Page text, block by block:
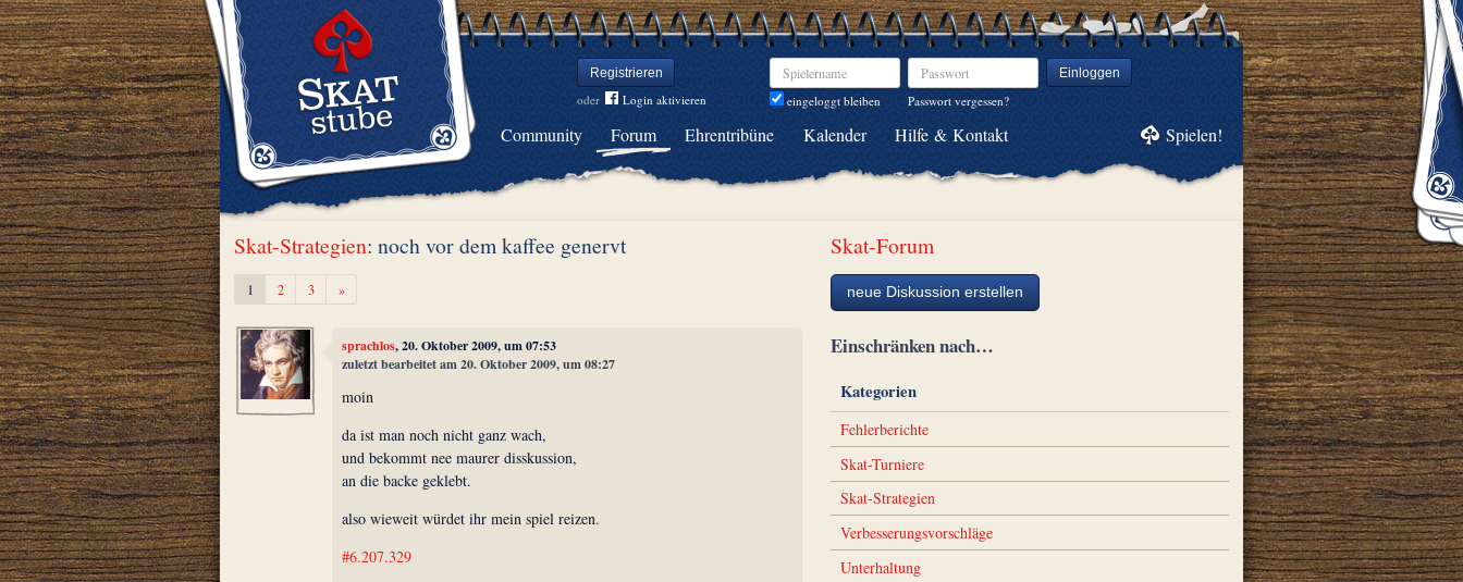
Registrieren
oder Login aktivieren
Spielername
eingeloggt bleiben
Passwort Einloggen
Passwort vergessen?
Community Forum Ehrentribüne Kalender Hilfe & Kontakt Spielen!
Skat-Strategien: noch vor dem kaffee genervt
1 2 3 »Weiter
sprachlos, 20. Oktober 2009, um 07:53
zuletzt bearbeitet am 20. Oktober 2009, um 08:27
moin
da ist man noch nicht ganz wach,
und bekommt nee maurer disskussion,
an die backe geklebt.
also wieweit würdet ihr mein spiel reizen.
#6.207.329
Skat-Forum
neue Diskussion erstellen
Einschränken nach…
Kategorien
Fehlerberichte
Skat-Turniere
Skat-Strategien
Verbesserungsvorschläge
Unterhaltung